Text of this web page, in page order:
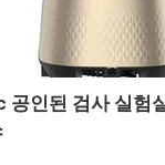
공인된 검사 실험